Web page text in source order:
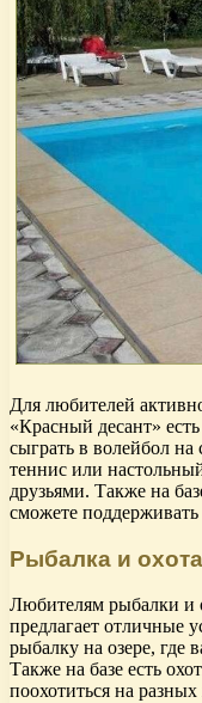
Для любителей
«Красный десант»
сыграть в волейбол
теннис или
друзьями. Также на
сможете
Рыбалка и охота
Любителям рыбалки и
предлагает отличные
рыбалку на озере, где
Также на базе есть
поохотиться на